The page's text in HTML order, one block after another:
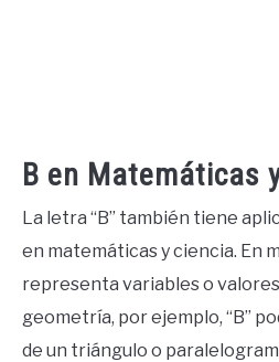
B en Matemáticas
La letra “B” también tiene
en matemáticas y ciencia. En
representa variables o
geometría, por ejemplo, “B”
de un triángulo o